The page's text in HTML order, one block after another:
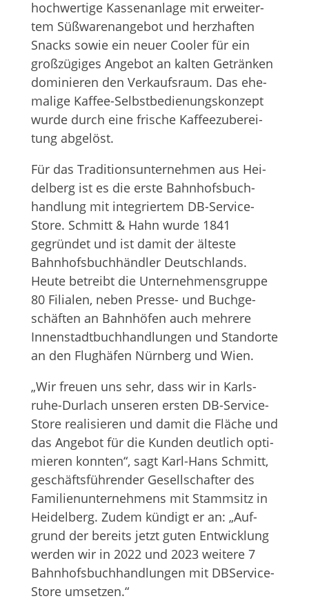
hoch­wer­tige Kas­sen­an­lage mit erwei­ter­
tem Süß­wa­ren­an­ge­bot und herz­haf­ten
Snacks sowie ein neuer Coo­ler für ein
groß­zü­gi­ges Ange­bot an kal­ten Geträn­ken
domi­nie­ren den Ver­kaufs­raum. Das ehe­
ma­lige Kaf­fee-Selbst­be­die­nungs­kon­zept
wurde durch eine fri­sche Kaf­fee­zu­be­rei­
tung abgelöst.
Für das Tra­di­ti­ons­un­ter­neh­men aus Hei­
del­berg ist es die erste Bahn­hofs­buch­
hand­lung mit inte­grier­tem DB-Ser­vice-
Store. Schmitt & Hahn wurde 1841
gegrün­det und ist damit der älteste
Bahnhofs­buchhändler Deutsch­lands.
Heute betreibt die Unter­neh­mens­gruppe
80 Filia­len, neben Presse- und Buch­ge­
schäf­ten an Bahn­hö­fen auch meh­rere
Innen­stadt­buch­hand­lun­gen und Stand­orte
an den Flug­hä­fen Nürn­berg und Wien.
„Wir freuen uns sehr, dass wir in Karls­
ruhe-Dur­lach unse­ren ers­ten DB-Ser­vice-
Store rea­li­sie­ren und damit die Flä­che und
das Ange­bot für die Kun­den deut­lich opti­
mie­ren konn­ten“, sagt Karl-Hans Schmitt,
geschäfts­füh­ren­der Gesell­schaf­ter des
Fami­li­en­un­ter­neh­mens mit Stamm­sitz in
Hei­del­berg. Zudem kün­digt er an: „Auf­
grund der bereits jetzt guten Ent­wick­lung
wer­den wir in 2022 und 2023 wei­tere 7
Bahn­hofs­buch­hand­lun­gen mit DBSer­vice-
Store umsetzen.“